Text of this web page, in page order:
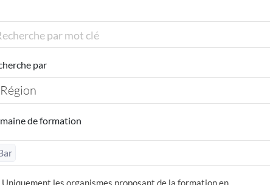
par
Région
de formation
Uniquement les organismes proposant de la formation en